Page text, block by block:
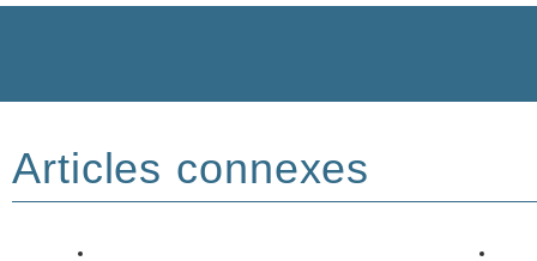
Articles connexes